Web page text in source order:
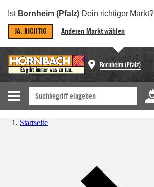
Ist Bornheim (Pfalz) Dein richtiger Markt?
JA, RICHTIG Anderen Markt wählen
Bornheim (Pfalz)
Startseite